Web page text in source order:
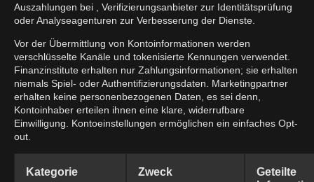
Auszahlungen bei , Verifizierungsanbieter zur Identitätsprüfung
oder Analyseagenturen zur Verbesserung der Dienste.
Vor der Übermittlung von Kontoinformationen werden
verschlüsselte Kanäle und tokenisierte Kennungen verwendet.
Finanzinstitute erhalten nur Zahlungsinformationen; sie erhalten
niemals Spiel- oder Authentifizierungsdaten. Marketingpartner
erhalten keine personenbezogenen Daten, es sei denn,
Kontoinhaber erteilen ihnen eine klare, widerrufbare
Einwilligung. Kontoeinstellungen ermöglichen ein einfaches Opt-
out.
Kategorie Zweck
Geteilte